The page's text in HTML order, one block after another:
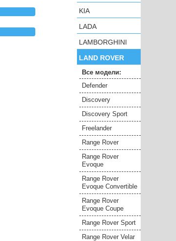
KIA
LADA
LAMBORGHINI
LAND ROVER
Все модели:
Defender
Discovery
Discovery Sport
Freelander
Range Rover
Range Rover
Evoque
Range Rover
Evoque Convertible
Range Rover
Evoque Coupe
Range Rover Sport
Range Rover Velar